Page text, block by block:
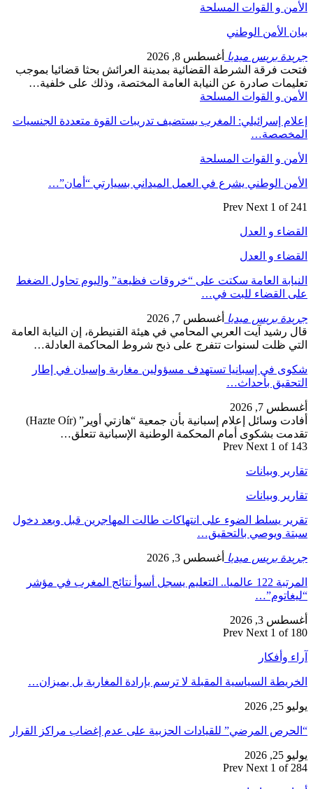
الأمن و القوات المسلحة
بيان الأمن الوطني
جريدة بريس ميديا أغسطس 8, 2026
فتحت فرقة الشرطة القضائية بمدينة العرائش بحثا قضائيا بموجب
تعليمات صادرة عن النيابة العامة المختصة، وذلك على خلفية…
الأمن و القوات المسلحة
إعلام إسرائيلي: المغرب يستضيف تدريبات القوة متعددة الجنسيات
المخصصة…
الأمن و القوات المسلحة
الأمن الوطني يشرع في العمل الميداني بسيارتي “أمان”…
Prev Next 1 of 241
القضاء و العدل
القضاء و العدل
النيابة العامة سكتت على “خروقات فظيعة” واليوم تحاول الضغط
على القضاء للبت في…
جريدة بريس ميديا أغسطس 7, 2026
قال رشيد آيت العربي المحامي في هيئة القنيطرة، إن النيابة العامة
التي ظلت لسنوات تتفرج على ذبح شروط المحاكمة العادلة…
شكوى في إسبانيا تستهدف مسؤولين مغاربة وإسبان في إطار
التحقيق بأحداث…
أغسطس 7, 2026
أفادت وسائل إعلام إسبانية بأن جمعية “هازتي أوير” (Hazte Oír)
تقدمت بشكوى أمام المحكمة الوطنية الإسبانية تتعلق…
Prev Next 1 of 143
تقارير وبيانات
تقارير وبيانات
تقرير يسلط الضوء على انتهاكات طالت المهاجرين قبل وبعد دخول
سبتة ويوصي بالتحقيق…
جريدة بريس ميديا أغسطس 3, 2026
المرتبة 122 عالميا.. التعليم يسجل أسوأ نتائج المغرب في مؤشر
“ليغاتوم”…
أغسطس 3, 2026
Prev Next 1 of 180
آراء وأفكار
الخريطة السياسية المقبلة لا ترسم بإرادة المغاربة بل بميزان…
يوليو 25, 2026
“الحرص المرضي” للقيادات الحزبية على عدم إغضاب مراكز القرار
يوليو 25, 2026
Prev Next 1 of 284